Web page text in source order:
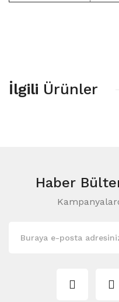
İlgili Ürünler
Haber